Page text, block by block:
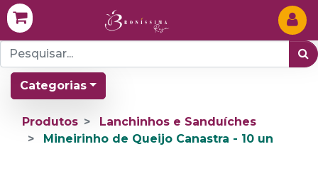
Categorias
Produtos
Lanchinhos e Sanduíches
Mineirinho de Queijo Canastra - 10 un